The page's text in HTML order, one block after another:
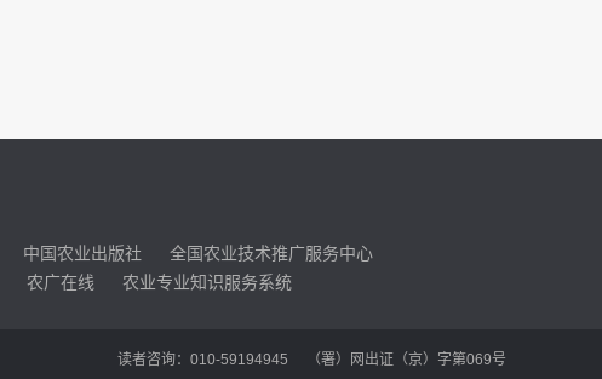
中国农业出版社
全国农业技术推广服务中心
农广在线 农业专业知识服务系统
读者咨询：010-59194945 （署）网出证（京）字第069号